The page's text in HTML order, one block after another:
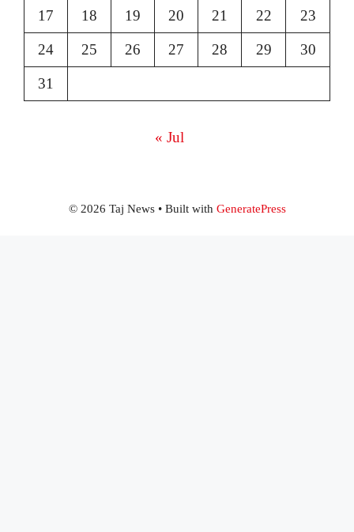
17 18 19 20 21 22 23
24 25 26 27 28 29 30
31
« Jul
© 2026 Taj News• Built with GeneratePress